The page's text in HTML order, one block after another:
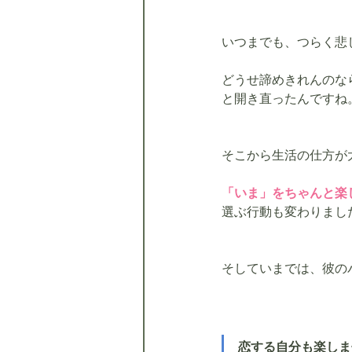
いつまでも、つらく
どうせ諦めきれんの
と開き直ったんですね
そこから生活の仕方が
「いま」をちゃんと
選ぶ行動も変わりまし
そしていまでは、彼
恋する自分も楽し